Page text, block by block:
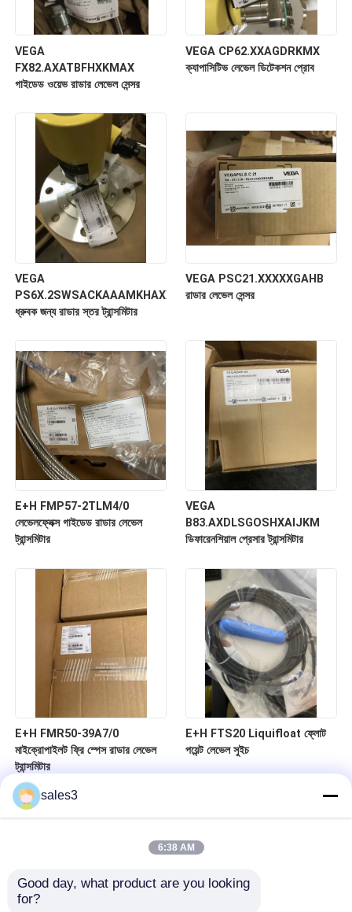
VEGA
FX82.AXATBFHXKMAX
গাইডেড ওয়েভ রাডার লেভেল সেন্সর
VEGA CP62.XXAGDRKMX
ক্যাপাসিটিভ লেভেল ডিটেকশন প্রোব
VEGA
PS6X.2SWSACKAAAMKHAXXXXXXXXXXX
ধ্রুবক জন্য রাডার স্তর ট্রান্সমিটার
VEGA PSC21.XXXXXGAHB
রাডার লেভেল সেন্সর
E+H FMP57-2TLM4/0
লেভেলফ্লেক্স গাইডেড রাডার লেভেল
ট্রান্সমিটার
VEGA
B83.AXDLSGOSHXAIJKM
ডিফারেনশিয়াল প্রেসার ট্রান্সমিটার
E+H FMR50-39A7/0
মাইক্রোপাইলট ফ্রি স্পেস রাডার লেভেল
ট্রান্সমিটার
E+H FTS20 Liquifloat ফ্লোট
পয়েন্ট লেভেল সুইচ
sales3
6:38 AM
Good day, what product are you looking
for?